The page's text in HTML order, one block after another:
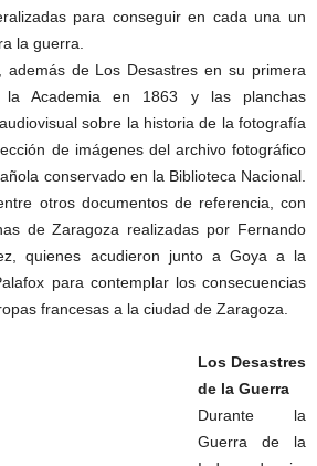
para conseguir en cada una un
la guerra.
además de Los Desastres en su primera
la Academia en 1863 y las planchas
sobre la historia de la fotografía
de imágenes del archivo fotográfico
conservado en la Biblioteca Nacional.
otros documentos de referencia, con
de Zaragoza realizadas por Fernando
quienes acudieron junto a Goya a la
para contemplar los consecuencias
francesas a la ciudad de Zaragoza.
Los Desastres
de la Guerra
Durante la
Guerra de la